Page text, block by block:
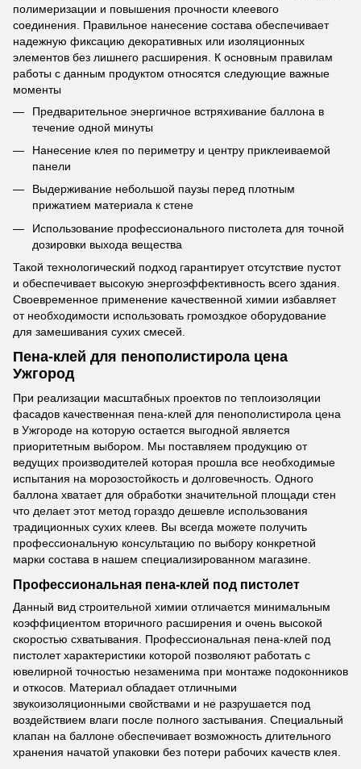
полимеризации и повышения прочности клеевого
соединения. Правильное нанесение состава обеспечивает
надежную фиксацию декоративных или изоляционных
элементов без лишнего расширения. К основным правилам
работы с данным продуктом относятся следующие важные
моменты
Предварительное энергичное встряхивание баллона в
течение одной минуты
Нанесение клея по периметру и центру приклеиваемой
панели
Выдерживание небольшой паузы перед плотным
прижатием материала к стене
Использование профессионального пистолета для точной
дозировки выхода вещества
Такой технологический подход гарантирует отсутствие пустот
и обеспечивает высокую энергоэффективность всего здания.
Своевременное применение качественной химии избавляет
от необходимости использовать громоздкое оборудование
для замешивания сухих смесей.
Пена-клей для пенополистирола цена
Ужгород
При реализации масштабных проектов по теплоизоляции
фасадов качественная пена-клей для пенополистирола цена
в Ужгороде на которую остается выгодной является
приоритетным выбором. Мы поставляем продукцию от
ведущих производителей которая прошла все необходимые
испытания на морозостойкость и долговечность. Одного
баллона хватает для обработки значительной площади стен
что делает этот метод гораздо дешевле использования
традиционных сухих клеев. Вы всегда можете получить
профессиональную консультацию по выбору конкретной
марки состава в нашем специализированном магазине.
Профессиональная пена-клей под пистолет
Данный вид строительной химии отличается минимальным
коэффициентом вторичного расширения и очень высокой
скоростью схватывания. Профессиональная пена-клей под
пистолет характеристики которой позволяют работать с
ювелирной точностью незаменима при монтаже подоконников
и откосов. Материал обладает отличными
звукоизоляционными свойствами и не разрушается под
воздействием влаги после полного застывания. Специальный
клапан на баллоне обеспечивает возможность длительного
хранения начатой упаковки без потери рабочих качеств клея.